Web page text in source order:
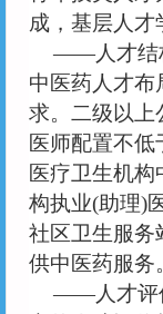
密 码
登录
用户名
密 码
确认密码
注册
成，基层人才
——人才结
中医药人才布
求。二级以上
医师配置不
医疗卫生机
构执业(助理)
社区卫生服务
供中医药服务
——人才评